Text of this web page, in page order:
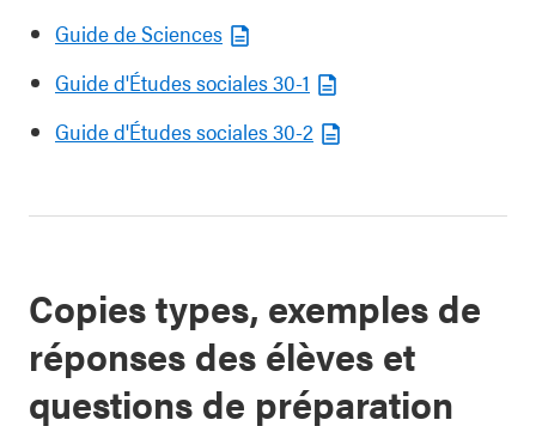
Guide de Sciences
Guide d'Études sociales 30-1
Guide d'Études sociales 30-2
Copies types, exemples de
réponses des élèves et
questions de préparation